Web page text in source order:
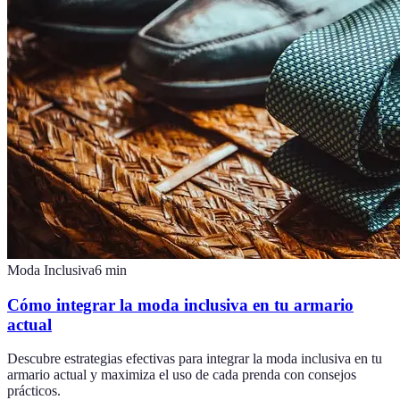
Moda Inclusiva6 min
Cómo integrar la moda inclusiva en tu armario
actual
Descubre estrategias efectivas para integrar la moda inclusiva en tu
armario actual y maximiza el uso de cada prenda con consejos
prácticos.